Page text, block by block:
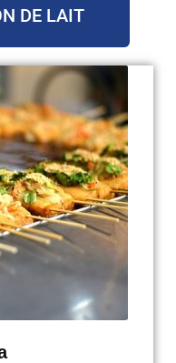
DE LAIT